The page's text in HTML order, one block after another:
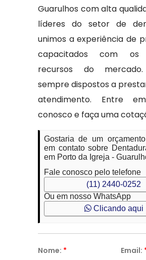
Guarulhos com alta
líderes do setor de
unimos a experiência de
capacitados com os
recursos do mercado.
sempre dispostos a
atendimento. Entre
conosco e faça uma
Gostaria de um
em contato sobre
em Porto da Igreja -
Fale conosco pelo telefone
(11) 2440-0252
Ou em nosso WhatsApp
Clicando aqui
Nome: * Email: